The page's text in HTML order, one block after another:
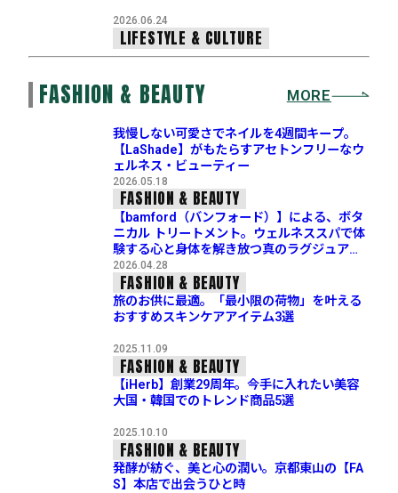
2026.06.24
LIFESTYLE & CULTURE
FASHION & BEAUTY MORE
我慢しない可愛さでネイルを4週間キープ。
【LaShade】がもたらすアセトンフリーなウ
ェルネス・ビューティー
2026.05.18
FASHION & BEAUTY
【bamford（バンフォード）】による、ボタ
ニカル トリートメント。ウェルネススパで体
験する心と身体を解き放つ真のラグジュアリ
ー
2026.04.28
FASHION & BEAUTY
旅のお供に最適。「最小限の荷物」を叶える
おすすめスキンケアアイテム3選
2025.11.09
FASHION & BEAUTY
【iHerb】創業29周年。今手に入れたい美容
大国・韓国でのトレンド商品5選
2025.10.10
FASHION & BEAUTY
発酵が紡ぐ、美と心の潤い。京都東山の【FA
S】本店で出会うひと時